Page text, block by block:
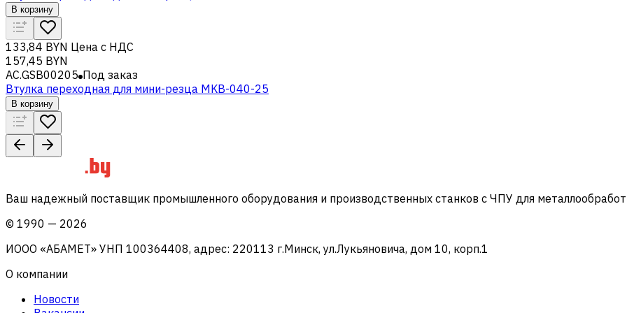
В корзину
133,84 BYN Цена с НДС
157,45 BYN
AC.GSB00205 Под заказ
Втулка переходная для мини-резца MKB-040-25
В корзину
Ваш надежный поставщик промышленного оборудования и производственных станков с ЧПУ для
© 1990 — 2026
ИООО «АБАМЕТ» УНП 100364408, адрес: 220113 г.Минск, ул.Лукьяновича, дом 10, корп.1
О компании
Новости